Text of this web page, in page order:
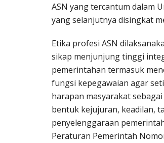
ASN yang tercantum dalam
yang selanjutnya disingkat
Etika profesi ASN
sikap menjunjung tinggi
pemerintahan termasuk
fungsi kepegawaian agar
harapan masyarakat
bentuk kejujuran, keadilan,
penyelenggaraan
Peraturan Pemerintah